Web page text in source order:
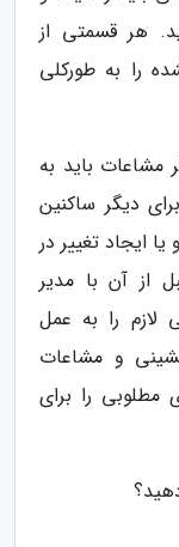
هر قسمتی از
را به طورکلی
مشاعات باید به
دیگر ساکنین
ایجاد تغییر در
از آن با مدیر
لازم را به عمل
و مشاعات
را برای